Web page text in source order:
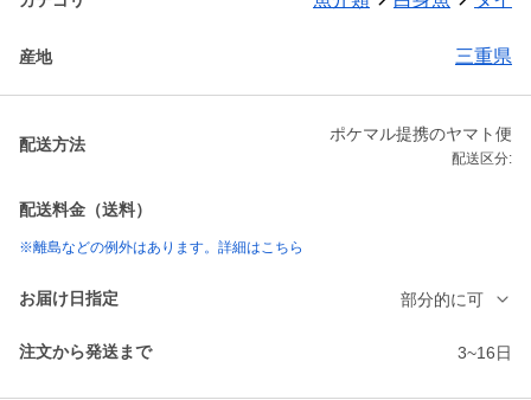
産地 三重県
配送方法
ポケマル提携のヤマト便
配送区分:
配送料金（送料）
※離島などの例外はあります。詳細はこちら
お届け日指定 部分的に可
注文から発送まで 3~16日